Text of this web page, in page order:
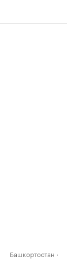
Башкортостан